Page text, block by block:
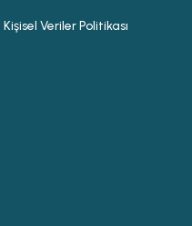
Kişisel Veriler Politikası